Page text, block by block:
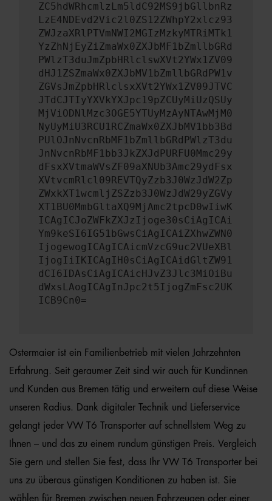
ZC5hdWRhcmlzLm5ldC92MS9jbGllbnRz
LzE4NDEvd2Vic2l0ZS12ZWhpY2xlcz93
ZWJzaXRlPTVmNWI2MGIzMzkyMTRiMTk1
YzZhNjEyZiZmaWx0ZXJbMF1bZmllbGRd
PWlzT3duJmZpbHRlclswXVt2YWx1ZV09
dHJ1ZSZmaWx0ZXJbMV1bZmllbGRdPW1v
ZGVsJmZpbHRlclsxXVt2YWx1ZV09JTVC
JTdCJTIyYXVkYXJpc19pZCUyMiUzQSUy
MjViODNlMzc3OGE5YTUyMzAyNTAwMjM0
NyUyMiU3RCU1RCZmaWx0ZXJbMV1bb3Bd
PUlOJnNvcnRbMF1bZmllbGRdPWlzT3du
JnNvcnRbMF1bb3JkZXJdPURFU0Mmc29y
dFsxXVtmaWVsZF09aXNUb3Amc29ydFsx
XVtvcmRlcl09REVTQyZzb3J0WzJdW2Zp
ZWxkXT1wcmljZSZzb3J0WzJdW29yZGVy
XT1BU0MmbGltaXQ9MjAmc2tpcD0wIiwK
ICAgICJoZWFkZXJzIjoge30sCiAgICAi
Ym9keSI6IG51bGwsCiAgICAiZXhwZWN0
IjogewogICAgICAicmVzcG9uc2VUeXBl
IjogIiIKICAgIH0sCiAgICAidGltZW91
dCI6IDAsCiAgICAicHJvZ3Jlc3MiOiBu
dWxsLAogICAgInJpc2t5IjogZmFsc2UK
ICB9Cn0=
Ostermaier ist ein Familienbetrieb mit vielen Jahrzehnten
Erfahrung. Seit geraumer Zeit sind wir auch für Kundinnen
und Kunden aus Bremen tätig und erweitern auf diese Weise
unseren Radius. Dank digitaler Technik und Lieferservice
gelangt jeder VW T6 Transporter auf schnellstem Weg zu
Ihnen – und das zu einem rundum günstigen Preis. Vergleich
Sie gern und stellen Sie fest, dass Ihr VW T6 Transporter bei
uns zu überaus günstigen Konditionen zu haben ist. Sie
wählen für Bremen zwischen neuen Fahrzeugen oder einer